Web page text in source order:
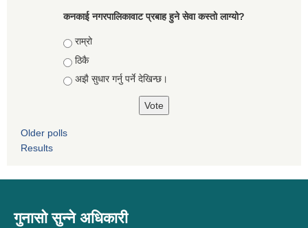
कनकाई नगरपालिकावाट प्रबाह हुने सेवा कस्तो लाग्यो?
Choices
राम्रो
ठिकै
अझै सुधार गर्नु पर्ने देखिन्छ।
Older polls
Results
गुनासो सुन्ने अधिकारी